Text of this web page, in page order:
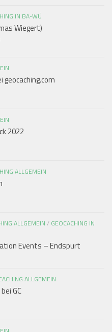
IN BA-WÜ
Wiegert)
geocaching.com
2022
ALLGEMEIN
ALLGEMEIN / GEOCACHING IN
Events – Endspurt
ALLGEMEIN
GC